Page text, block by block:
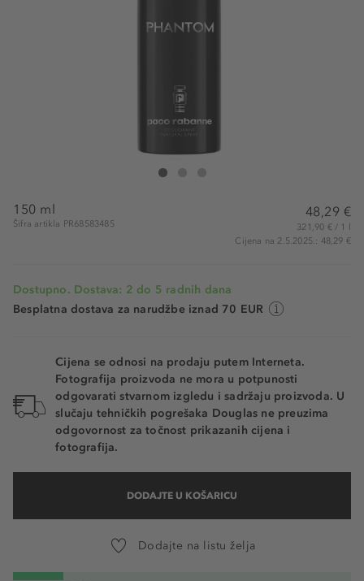
Rabanne Phantom Deodorant Spray
150 ml
Šifra artikla PR68583485
48,29 €
321,90 € / 1 l
Cijena na 2.5.2025.: 48,29 €
Dostupno. Dostava: 2 do 5 radnih dana
Besplatna dostava za narudžbe iznad 70 EUR
Cijena se odnosi na prodaju putem Interneta.
Fotografija proizvoda ne mora u potpunosti
odgovarati stvarnom izgledu i sadržaju proizvoda. U
slučaju tehničkih pogrešaka Douglas ne preuzima
odgovornost za točnost prikazanih cijena i
fotografija.
DODAJTE U KOŠARICU
Dodajte na listu želja